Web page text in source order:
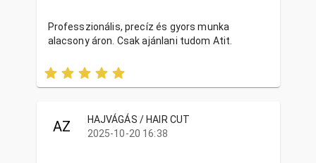
Professzionális, precíz és gyors munka
alacsony áron. Csak ajánlani tudom Atit.
AZ
HAJVÁGÁS / HAIR CUT
2025-10-20 16:38